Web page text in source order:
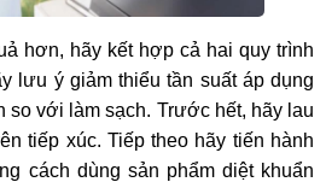
hơn, hãy kết hợp cả hai quy trình
lưu ý giảm thiểu tần suất áp dụng
so với làm sạch. Trước hết, hãy lau
tiếp xúc. Tiếp theo hãy tiến hành
cách dùng sản phẩm diệt khuẩn